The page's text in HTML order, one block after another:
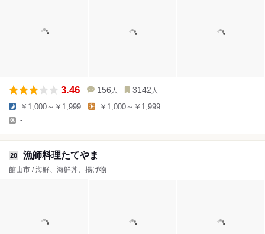
3.46 156 人 3142 人
￥1,000～￥1,999 ￥1,000～￥1,999
-
20 漁師料理たてやま
館山市 / 海鮮、海鮮丼、揚げ物